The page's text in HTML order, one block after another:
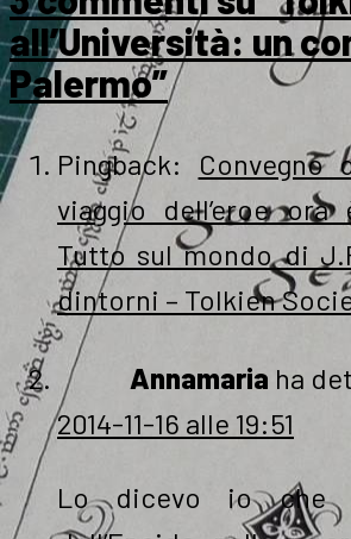
all’Università: un
Palermo”
Pingback: Convegno
viaggio dell’eroe
Tutto sul mondo di
dintorni – Tolkien
Annamaria ha
2014-11-16 alle 19:51
Lo dicevo io che